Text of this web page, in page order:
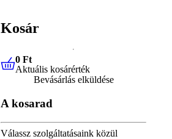
Kosár
0 FtAktuális kosárérték
0 Ft
Aktuális kosárérték
Bevásárlás elküldése
A kosarad
Válassz szolgáltatásaink közül